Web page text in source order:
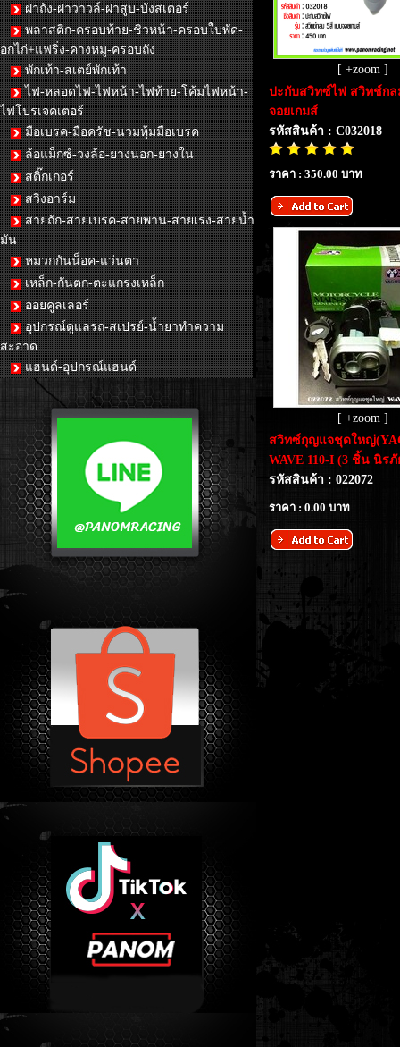
ฝาถัง-ฝาวาวล์-ฝาสูบ-บังสเตอร์
พลาสติก-ครอบท้าย-ชิวหน้า-ครอบใบพัด-
อกไก่+แฟริ่ง-คางหมู-ครอบถัง
พักเท้า-สเตย์พักเท้า
ไฟ-หลอดไฟ-ไฟหน้า-ไฟท้าย-โค้มไฟหน้า-
ไฟโปรเจคเตอร์
มือเบรค-มือครัช-นวมหุ้มมือเบรค
ล้อแม็กซ์-วงล้อ-ยางนอก-ยางใน
สติ๊กเกอร์
สวิงอาร์ม
สายถัก-สายเบรค-สายพาน-สายเร่ง-สายน้ำ
มัน
หมวกกันน็อค-แว่นตา
เหล็ก-กันตก-ตะแกรงเหล็ก
ออยคูลเลอร์
อุปกรณ์ดูแลรถ-สเปรย์-น้ำยาทำความ
สะอาด
แฮนด์-อุปกรณ์แฮนด์
[ +zoom ]
ปะกับสวิทซ์ไฟ สวิทช์กล
จอยเกมส์
รหัสสินค้า : C032018
ราคา : 350.00 บาท
[ +zoom ]
สวิทซ์กุญแจชุดใหญ่
WAVE 110-I (3 ชิ้น นิรภั
รหัสสินค้า : 022072
ราคา : 0.00 บาท